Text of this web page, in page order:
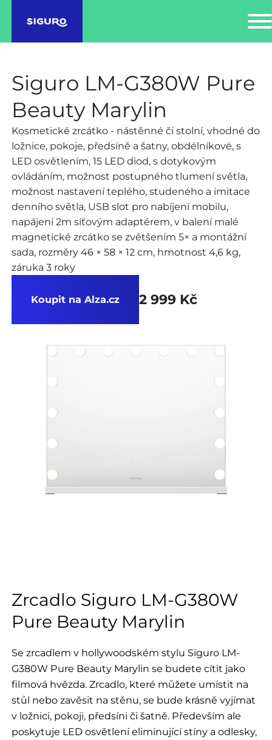
Siguro LM-G380W Pure
Beauty Marylin
Kosmetické zrcátko - nástěnné či stolní, vhodné do
ložnice, pokoje, předsíně a šatny, obdélníkové, s
LED osvětlením, 15 LED diod, s dotykovým
ovládáním, možnost postupného tlumení světla,
možnost nastavení teplého, studeného a imitace
denního světla, USB slot pro nabíjení mobilu,
napájení 2m síťovým adaptérem, v balení malé
magnetické zrcátko se zvětšením 5× a montážní
sada, rozměry 46 × 58 × 12 cm, hmotnost 4,6 kg,
záruka 3 roky
Koupit na Alza.cz 2 999 Kč
Zrcadlo Siguro LM-G380W
Pure Beauty Marylin
Se zrcadlem v hollywoodském stylu Siguro LM-
G380W Pure Beauty Marylin se budete cítit jako
filmová hvězda. Zrcadlo, které můžete umístit na
stůl nebo zavěsit na stěnu, se bude krásně vyjímat
v ložnici, pokoji, předsíni či šatně. Především ale
poskytuje LED osvětlení eliminující stíny a odlesky,